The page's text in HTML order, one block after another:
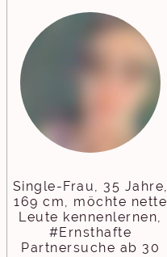
Single-Frau, 35 Jahre,
169 cm, möchte nette
Leute kennenlernen,
#Ernsthafte
Partnersuche ab 30